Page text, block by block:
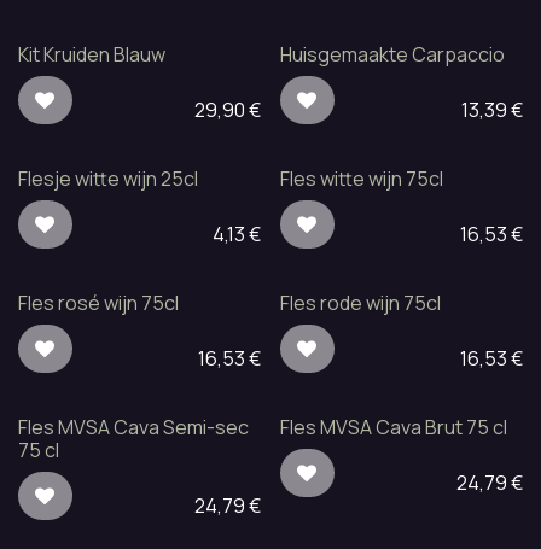
Kit Kruiden Blauw
29,90€
Huisgemaakte Carpaccio
13,39€
Flesje witte wijn 25cl
4,13€
Fles witte wijn 75cl
16,53€
Fles rosé wijn 75cl
16,53€
Fles rode wijn 75cl
16,53€
Fles MVSA Cava Semi-sec
75 cl
24,79€
Fles MVSA Cava Brut 75 cl
24,79€